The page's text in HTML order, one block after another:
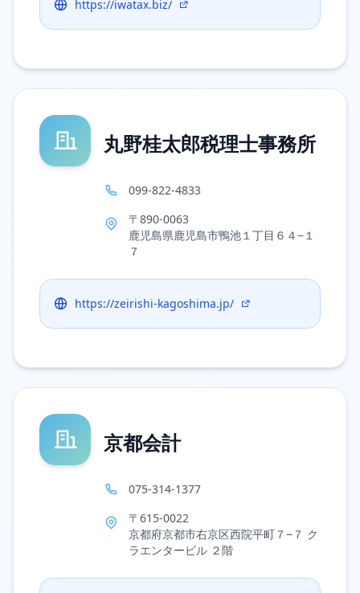
https://iwatax.biz/
丸野桂太郎税理士事務所
099-822-4833
〒890-0063
鹿児島県鹿児島市鴨池１丁目６４−１
７
https://zeirishi-kagoshima.jp/
京都会計
075-314-1377
〒615-0022
京都府京都市右京区西院平町７−７ ク
ラエンタービル ２階